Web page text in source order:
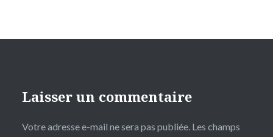
Laisser un commentaire
Votre adresse e-mail ne sera pas publiée. Les champs